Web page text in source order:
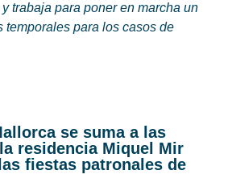
trabaja para poner en marcha un
temporales para los casos de
se suma a las
residencia Miquel Mir
fiestas patronales de